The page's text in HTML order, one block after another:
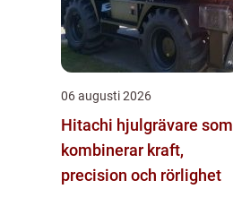
06 augusti 2026
Hitachi hjulgrävare som
kombinerar kraft,
precision och rörlighet